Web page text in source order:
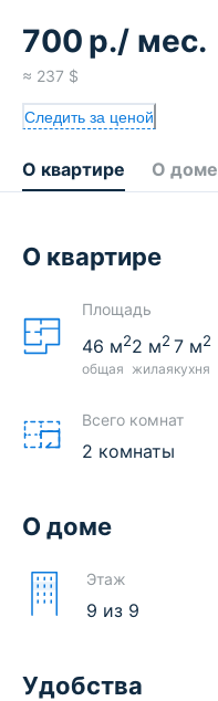
700 р./ мес.
≈ 237 $
Следить за ценой
О квартире О доме
О квартире
Площадь
46 м2
общая
2 м2
жилая
7 м2
кухня
Всего комнат
2 комнаты
О доме
Этаж
9 из 9
Удобства